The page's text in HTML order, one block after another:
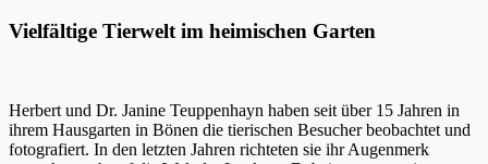
Vielfältige Tierwelt im heimischen Garten
Herbert und Dr. Janine Teuppenhayn haben seit über 15 Jahren in
ihrem Hausgarten in Bönen die tierischen Besucher beobachtet und
fotografiert. In den letzten Jahren richteten sie ihr Augenmerk